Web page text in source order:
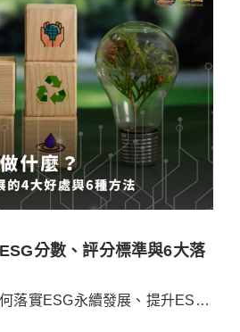
分數、評分標準與6大落
落實ESG永續發展、提升ESG
ESG、ESG企業的定義、落實